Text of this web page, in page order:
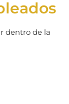
dentro de la